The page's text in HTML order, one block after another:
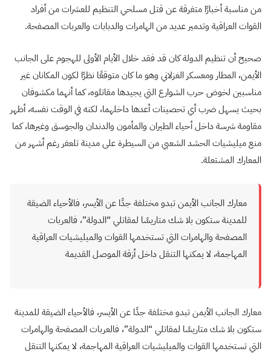
من مناسبة أخبارًا متفرقة عن قتل مسلحي التنظيم للعشرات من أفراد
القوات العراقية وتدمير عديد من الهامرات والدبابات والعربات المصفحة.
صحيح أن تنظيم الدولة كان قد فقد خلال الأيام الأولى للهجوم على الجانب
الأيمن، المطار ومعسكر الغزلاني وهو ما كان متوقعًا نظرًا لكون المكانان غير
مناسبين لخوض حرب الشوارع التي يجيدها مقاتلوه، كما أنهما مكشوفان
بحيث يسهل ضرب أي تحصينات أعدها داخلهما، لكنه في الوقت نفسه، أظهر
مقاومة شرسة داخل أحياء الطيران والمأمون والدندان والجوسق وغيرها، كما
منع ميليشيات الحشد الشعبي من السيطرة على مدينة تلعفر رغم أشهر من
المعارك المشتعلة.
معارك الجانب الأيمن تبدو مختلفة جدًا عن الأيسر، فالأحياء الضيقة
للمدينة ستكون بلا شك متاريسًا لمقاتلي “الدولة”، فالعربات
المصفحة والهامرات التي تستخدمها القوات والميليشيات العراقية
المهاجمة، لا يمكنها التنقل داخل أزقة الموصل القديمة
معارك الجانب الأيمن تبدو مختلفة جدًا عن الأيسر، فالأحياء الضيقة للمدينة
ستكون بلا شك متاريسًا لمقاتلي “الدولة”، فالعربات المصفحة والهامرات
التي تستخدمها القوات والميليشيات العراقية المهاجمة، لا يمكنها التنقل